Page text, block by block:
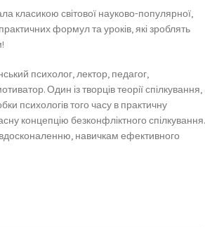
класикою світової науково-популярної,
формул та уроків, які зроблять
психолог, лектор, педагог,
Один із творців теорії спілкування,
психологів того часу в практичну
концепцію безконфліктного спілкування.
навичкам ефективного